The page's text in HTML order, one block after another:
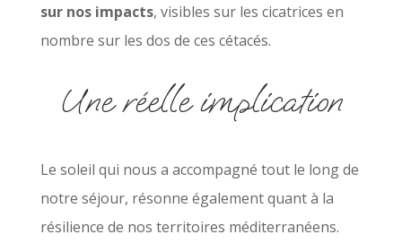
sur nos impacts, visibles sur les cicatrices en
nombre sur les dos de ces cétacés.
Une réelle implication
Le soleil qui nous a accompagné tout le long de
notre séjour, résonne également quant à la
résilience de nos territoires méditerranéens.